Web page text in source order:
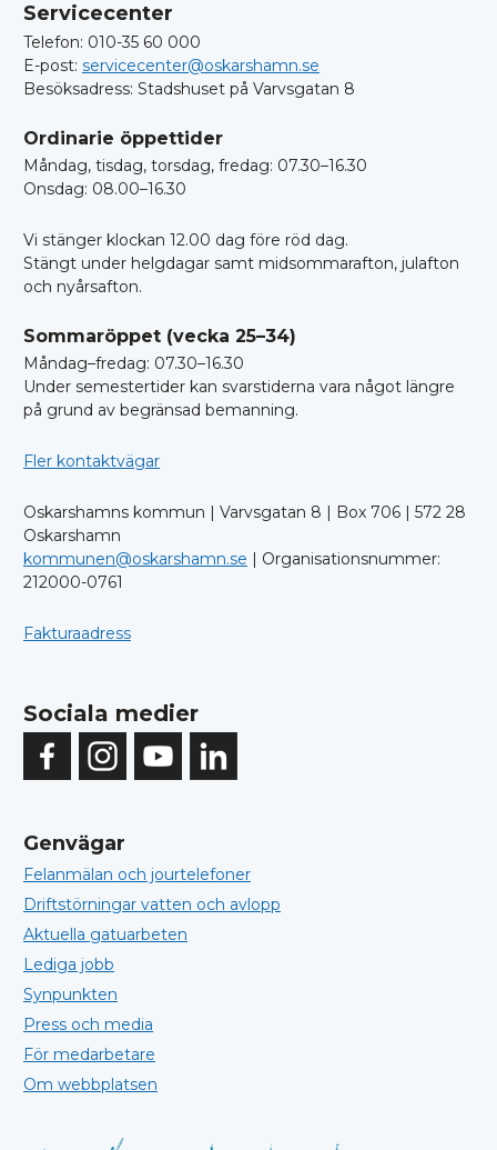
Servicecenter
Telefon: 010-35 60 000
E-post: servicecenter@oskarshamn.se
Besöksadress: Stadshuset på Varvsgatan 8
Ordinarie öppettider
Måndag, tisdag, torsdag, fredag: 07.30–16.30
Onsdag: 08.00–16.30
Vi stänger klockan 12.00 dag före röd dag.
Stängt under helgdagar samt midsommarafton, julafton
och nyårsafton.
Sommaröppet (vecka 25–34)
Måndag–fredag: 07.30–16.30
Under semestertider kan svarstiderna vara något längre
på grund av begränsad bemanning.
Fler kontaktvägar
Oskarshamns kommun | Varvsgatan 8 | Box 706 | 572 28
Oskarshamn
kommunen@oskarshamn.se | Organisationsnummer:
212000-0761
Fakturaadress
Sociala medier
Genvägar
Felanmälan och jourtelefoner
Driftstörningar vatten och avlopp
Aktuella gatuarbeten
Lediga jobb
Synpunkten
Press och media
För medarbetare
Om webbplatsen